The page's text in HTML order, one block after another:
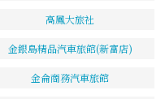
高鳳大旅社
金銀島精品汽車旅館(新富店)
金侖商務汽車旅館